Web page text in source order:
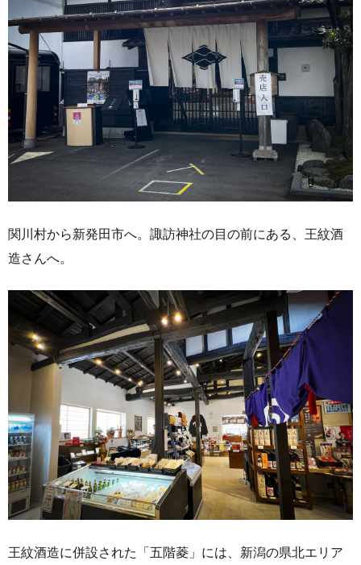
関川村から新発田市へ。諏訪神社の目の前にある、王紋酒
造さんへ。
王紋酒造に併設された「五階菱」には、新潟の県北エリア